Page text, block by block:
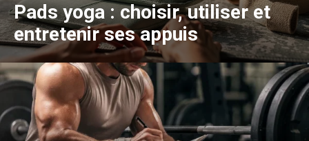
Pads yoga : choisir, utiliser et
entretenir ses appuis